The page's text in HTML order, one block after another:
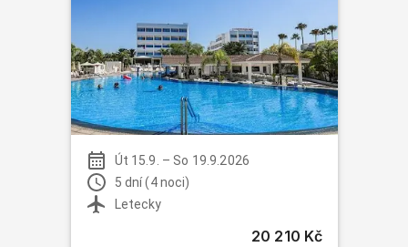
Út 15.9. – So 19.9.2026
5 dní (4 noci)
Letecky
20 210 Kč